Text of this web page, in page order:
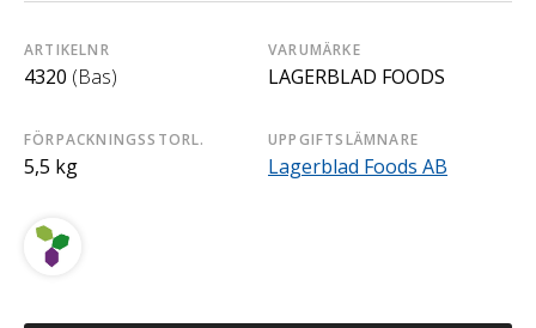
ARTIKELNR
4320 (Bas)
VARUMÄRKE
LAGERBLAD FOODS
FÖRPACKNINGSSTORL.
5,5 kg
UPPGIFTSLÄMNARE
Lagerblad Foods AB